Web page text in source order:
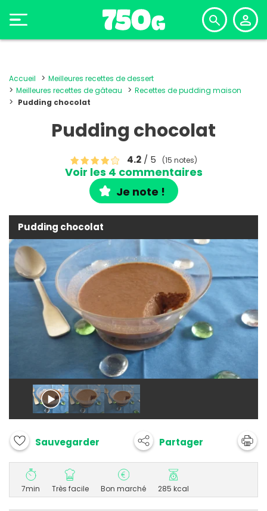
Accueil
Meilleures recettes de dessert
Meilleures recettes de gâteau
Recettes de pudding maison
Pudding chocolat
Pudding chocolat
4.2/ 5 (15 notes)
Voir les 4 commentaires
Je note !
Pudding chocolat
Sauvegarder Partager
7min Très facile Bon marché 285 kcal